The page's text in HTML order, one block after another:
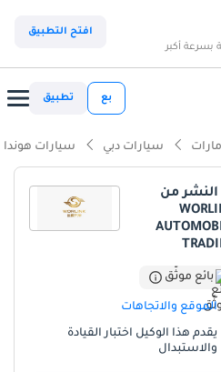
بسرعة أكبر
افتح التطبيق
بع تطبيق
سيارات دبي سيارات هوندا
النشر من
بائع موثّق
الموقع والاتجاهات
يقدم هذا الوكيل اختبار القيادة
والاستبدال